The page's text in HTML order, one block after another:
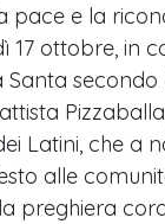
pace e la
17 ottobre, in
Santa secondo
Latini, che a
alle
preghiera